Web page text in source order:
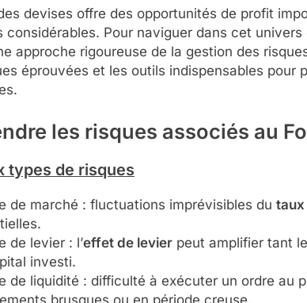
devises offre des opportunités de profit
considérables. Pour naviguer dans cet
approche rigoureuse de la gestion des
éprouvées et les outils indispensables pour
les risques associés au
types de risques
de marché : fluctuations imprévisibles du taux
de levier : l’effet de levierpeut amplifier tant
investi.
de liquidité : difficulté à exécuter un ordre au